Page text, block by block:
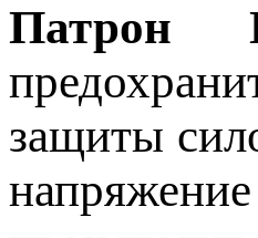
Патрон
защиты